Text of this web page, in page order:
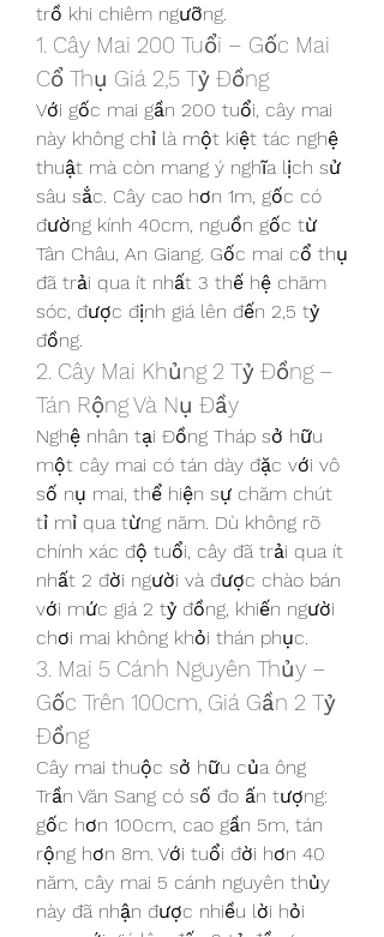
trồ khi chiêm ngưỡng.
1. Cây Mai 200 Tuổi – Gốc Mai
Cổ Thụ Giá 2,5 Tỷ Đồng
Với gốc mai gần 200 tuổi, cây mai
này không chỉ là một kiệt tác nghệ
thuật mà còn mang ý nghĩa lịch sử
sâu sắc. Cây cao hơn 1m, gốc có
đường kính 40cm, nguồn gốc từ
Tân Châu, An Giang. Gốc mai cổ thụ
đã trải qua ít nhất 3 thế hệ chăm
sóc, được định giá lên đến 2,5 tỷ
đồng.
2. Cây Mai Khủng 2 Tỷ Đồng –
Tán Rộng Và Nụ Đầy
Nghệ nhân tại Đồng Tháp sở hữu
một cây mai có tán dày đặc với vô
số nụ mai, thể hiện sự chăm chút
tỉ mỉ qua từng năm. Dù không rõ
chính xác độ tuổi, cây đã trải qua ít
nhất 2 đời người và được chào bán
với mức giá 2 tỷ đồng, khiến người
chơi mai không khỏi thán phục.
3. Mai 5 Cánh Nguyên Thủy –
Gốc Trên 100cm, Giá Gần 2 Tỷ
Đồng
Cây mai thuộc sở hữu của ông
Trần Văn Sang có số đo ấn tượng:
gốc hơn 100cm, cao gần 5m, tán
rộng hơn 8m. Với tuổi đời hơn 40
năm, cây mai 5 cánh nguyên thủy
này đã nhận được nhiều lời hỏi